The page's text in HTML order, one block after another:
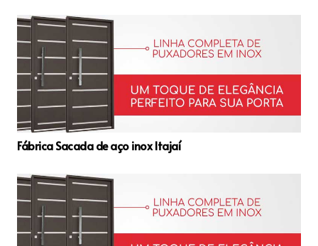
Fábrica Sacada de aço inox Itajaí